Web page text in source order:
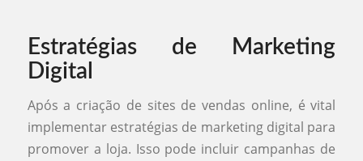
Estratégias de Marketing
Digital
Após a criação de sites de vendas online, é vital
implementar estratégias de marketing digital para
promover a loja. Isso pode incluir campanhas de